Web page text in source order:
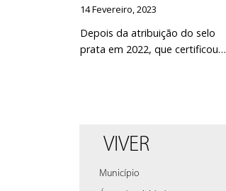
14 Fevereiro, 2023
Depois da atribuição do selo
prata em 2022, que certificou…
VIVER
Município